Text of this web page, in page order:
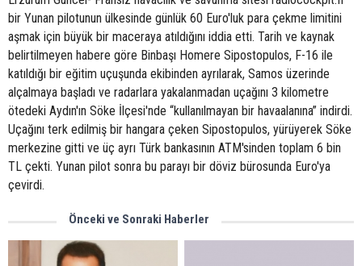
bir Yunan pilotunun ülkesinde günlük 60 Euro'luk para çekme limitini
aşmak için büyük bir maceraya atıldığını iddia etti. Tarih ve kaynak
belirtilmeyen habere göre Binbaşı Homere Sipostopulos, F-16 ile
katıldığı bir eğitim uçuşunda ekibinden ayrılarak, Samos üzerinde
alçalmaya başladı ve radarlara yakalanmadan uçağını 3 kilometre
ötedeki Aydın'ın Söke İlçesi'nde “kullanılmayan bir havaalanına” indirdi.
Uçağını terk edilmiş bir hangara çeken Sipostopulos, yürüyerek Söke
merkezine gitti ve üç ayrı Türk bankasının ATM'sinden toplam 6 bin
TL çekti. Yunan pilot sonra bu parayı bir döviz bürosunda Euro'ya
çevirdi.
Önceki ve Sonraki Haberler